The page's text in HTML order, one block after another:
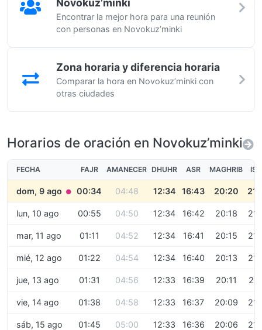
Novokuz’minki
Encontrar la mejor hora para una reunión
con personas en Novokuz’minki
Zona horaria y diferencia horaria
Comparar la hora en Novokuz’minki con
otras ciudades
Horarios de oración en Novokuz’minki
FECHA FAJR AMANECER DHUHR ASR MAGHRIB
dom, 9 ago ● 00:34 04:48 12:34 16:43 20:20
lun, 10 ago 00:55 04:50 12:34 16:42 20:18
mar, 11 ago 01:11 04:52 12:34 16:41 20:15
mié, 12 ago 01:22 04:54 12:34 16:40 20:13
jue, 13 ago 01:31 04:56 12:33 16:39 20:11
vie, 14 ago 01:38 04:58 12:33 16:37 20:09
sáb, 15 ago 01:45 05:00 12:33 16:36 20:06